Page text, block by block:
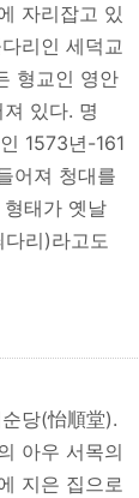
자리잡고 있
리인 세덕교
형교인 영안
있다. 명
1573년-161
어져 청대를
태가 옛날
리)라고도
당(怡順堂).
아우 서목의
지은 집으로